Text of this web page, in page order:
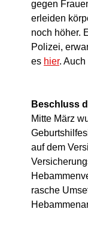
gegen
erleiden
noch höher.
Polizei,
es hier.
Beschluss
Mitte März
auf dem
rasche